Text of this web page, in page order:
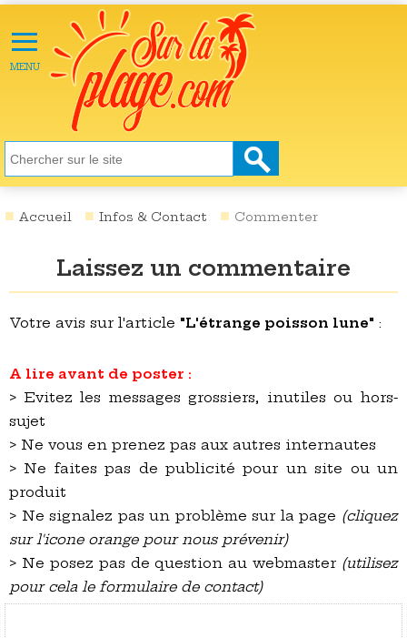
≡
MENU
ACTU
LOISIRS
NATURE
SANTÉ
SOCIÉTÉ
DESTINATIONS
Accueil Infos & Contact Commenter
Laissez un commentaire
Votre avis sur l'article "L'étrange poisson lune" :
A lire avant de poster :
> Evitez les messages grossiers, inutiles ou hors-
sujet
> Ne vous en prenez pas aux autres internautes
> Ne faites pas de publicité pour un site ou un
produit
> Ne signalez pas un problème sur la page (cliquez
sur l'icone orange pour nous prévenir)
> Ne posez pas de question au webmaster (utilisez
pour cela le formulaire de contact)